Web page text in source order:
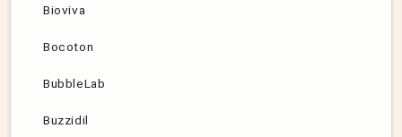
Bioviva
Bocoton
BubbleLab
Buzzidil